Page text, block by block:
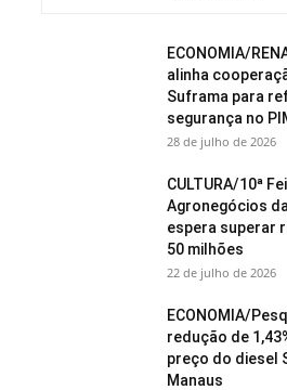
ECONOMIA/
alinha
Suframa para
segurança no
28 de julho de 2026
CULTURA/10ª
Agronegócios
espera superar
50 milhões
22 de julho de 2026
ECONOMIA/
redução de
preço do diesel
Manaus